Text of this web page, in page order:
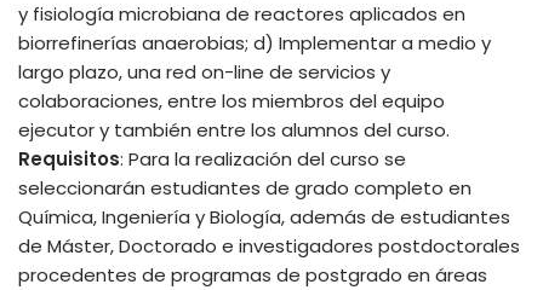
y fisiología microbiana de reactores aplicados en
biorrefinerías anaerobias; d) Implementar a medio y
largo plazo, una red on-line de servicios y
colaboraciones, entre los miembros del equipo
ejecutor y también entre los alumnos del curso.
Requisitos: Para la realización del curso se
seleccionarán estudiantes de grado completo en
Química, Ingeniería y Biología, además de estudiantes
de Máster, Doctorado e investigadores postdoctorales
procedentes de programas de postgrado en áreas